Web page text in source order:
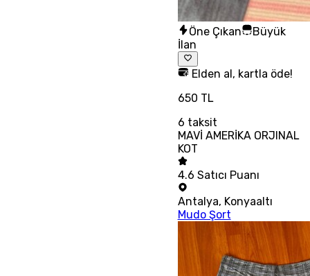
Öne Çıkan
Büyük
İlan
Elden al, kartla öde!
650 TL
6 taksit
MAVİ AMERİKA ORJINAL
KOT
4.6 Satıcı Puanı
Antalya, Konyaaltı
Mudo Şort